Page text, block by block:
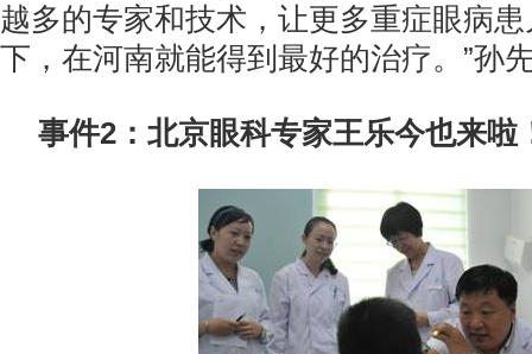
越多的专家和技术，让更多重症眼病
下，在河南就能得到最好的治疗。”孙
事件2：北京眼科专家王乐今也来啦